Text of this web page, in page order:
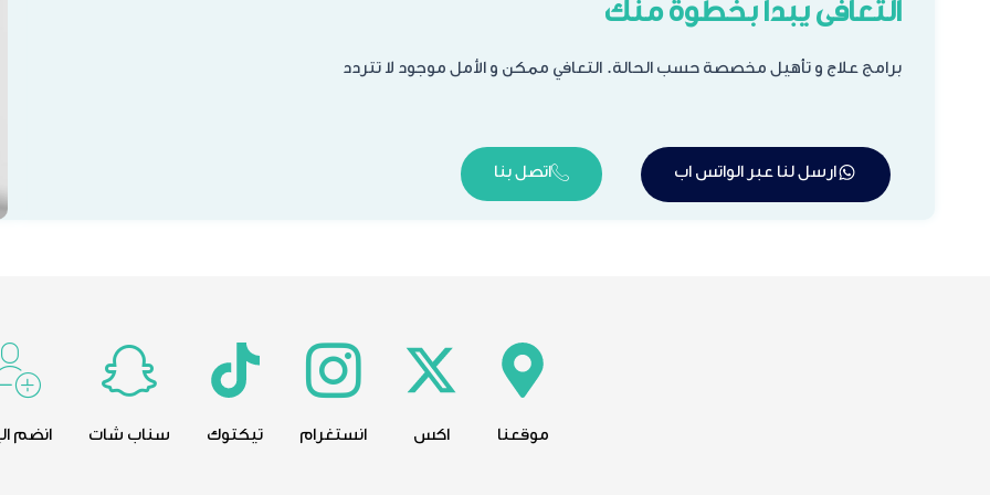
التعافى يبدأ بخطوة منك
برامج علاج و تأهيل مخصصة حسب الحالة. التعافي ممكن و الأمل موجود لا تتردد
ارسل لنا عبر الواتس اب اتصل بنا
موقعنا اكس انستغرام تيكتوك سناب شات انضم